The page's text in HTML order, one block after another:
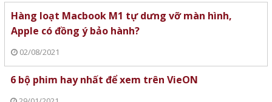
Hàng loạt Macbook M1 tự dưng vỡ màn hình,
Apple có đồng ý bảo hành?
02/08/2021
6 bộ phim hay nhất để xem trên VieON